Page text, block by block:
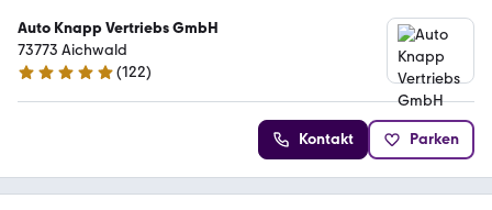
Auto Knapp Vertriebs GmbH
73773 Aichwald
5 Sterne
(122)
Kontakt Parken